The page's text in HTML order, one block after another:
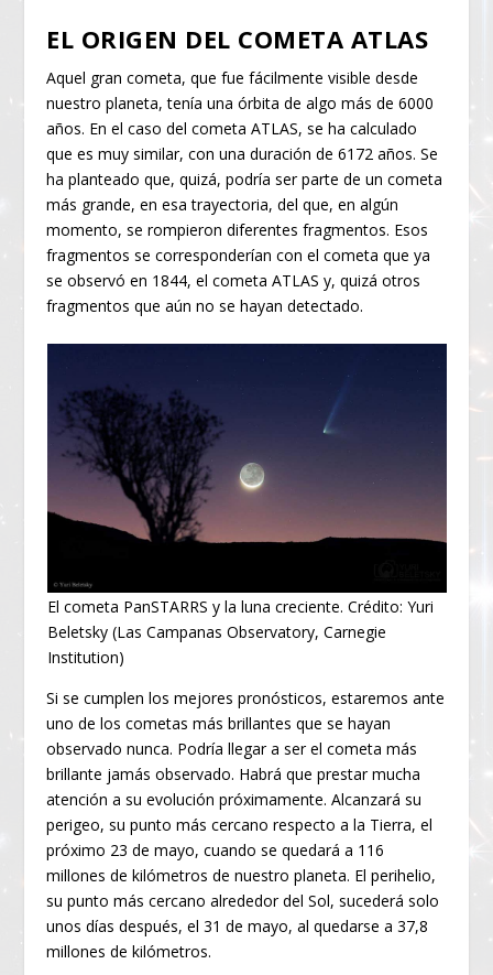
EL ORIGEN DEL COMETA ATLAS
Aquel gran cometa, que fue fácilmente visible desde
nuestro planeta, tenía una órbita de algo más de 6000
años. En el caso del cometa ATLAS, se ha calculado
que es muy similar, con una duración de 6172 años. Se
ha planteado que, quizá, podría ser parte de un cometa
más grande, en esa trayectoria, del que, en algún
momento, se rompieron diferentes fragmentos. Esos
fragmentos se corresponderían con el cometa que ya
se observó en 1844, el cometa ATLAS y, quizá otros
fragmentos que aún no se hayan detectado.
El cometa PanSTARRS y la luna creciente. Crédito: Yuri
Beletsky (Las Campanas Observatory, Carnegie
Institution)
Si se cumplen los mejores pronósticos, estaremos ante
uno de los cometas más brillantes que se hayan
observado nunca. Podría llegar a ser el cometa más
brillante jamás observado. Habrá que prestar mucha
atención a su evolución próximamente. Alcanzará su
perigeo, su punto más cercano respecto a la Tierra, el
próximo 23 de mayo, cuando se quedará a 116
millones de kilómetros de nuestro planeta. El perihelio,
su punto más cercano alrededor del Sol, sucederá solo
unos días después, el 31 de mayo, al quedarse a 37,8
millones de kilómetros.